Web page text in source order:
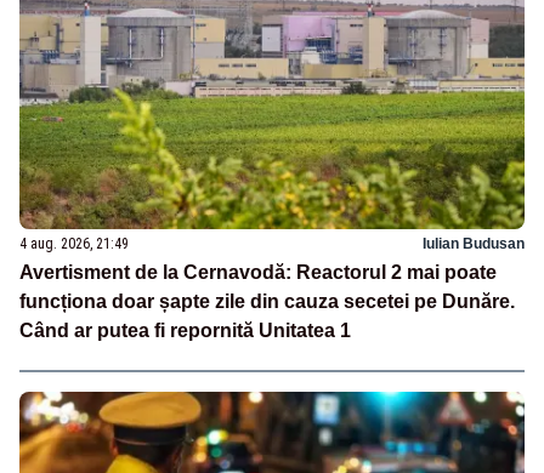
4 aug. 2026, 21:49 Iulian Budusan
Avertisment de la Cernavodă: Reactorul 2 mai poate
funcționa doar șapte zile din cauza secetei pe Dunăre.
Când ar putea fi repornită Unitatea 1